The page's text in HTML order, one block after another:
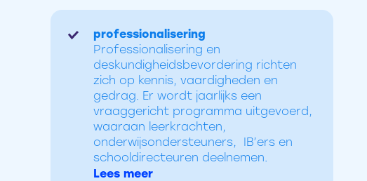
professionalisering
Professionalisering en
deskundigheidsbevordering richten
zich op kennis, vaardigheden en
gedrag. Er wordt jaarlijks een
vraaggericht programma uitgevoerd,
waaraan leerkrachten,
onderwijsondersteuners, IB’ers en
schooldirecteuren deelnemen.
Lees meer